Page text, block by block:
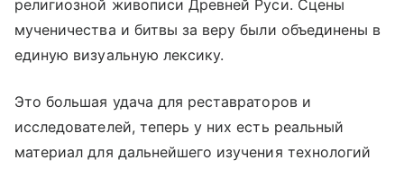
религиозной живописи Древней Руси. Сцены
мученичества и битвы за веру были объединены в
единую визуальную лексику.
Это большая удача для реставраторов и
исследователей, теперь у них есть реальный
материал для дальнейшего изучения технологий